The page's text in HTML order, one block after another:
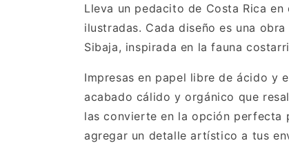
Lleva un pedacito de Costa Rica
ilustradas. Cada diseño es una
Sibaja, inspirada en la fauna
Impresas en papel libre de ácido y
acabado cálido y orgánico que
las convierte en la opción perfecta
agregar un detalle artístico a tus